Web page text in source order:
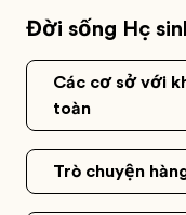
Đời sống Học
Các cơ sở với
toàn
Trò chuyện